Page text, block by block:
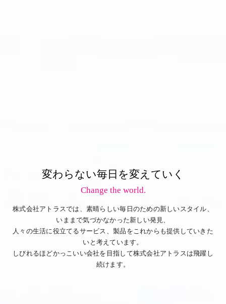
変わらない毎日を変えていく
Change the world.
株式会社アトラスでは、素晴らしい毎日のための新しいスタイル、
いままで気づかなかった新しい発見、
人々の生活に役立てるサービス、製品をこれからも提供していきた
いと考えています。
しびれるほどかっこいい会社を目指して株式会社アトラスは飛躍し
続けます。